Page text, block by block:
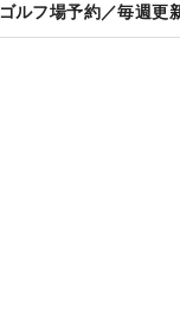
ゴルフ場予約／毎週更